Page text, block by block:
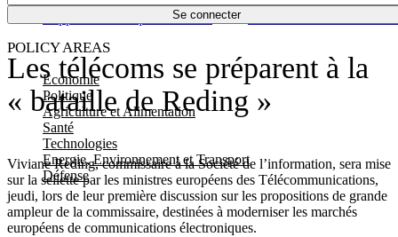
Se connecter
POLICY AREAS
Economie
Politique
Agriculture et Alimentation
Santé
Technologies
Energie, Environnement et Transport
Défense
Économie
Les télécoms se préparent à la
« bataille de Reding »
Viviane Reding, commissaire à la Société de l’information, sera mise
sur la sellette par les ministres européens des Télécommunications,
jeudi, lors de leur première discussion sur les propositions de grande
ampleur de la commissaire, destinées à moderniser les marchés
européens de communications électroniques.